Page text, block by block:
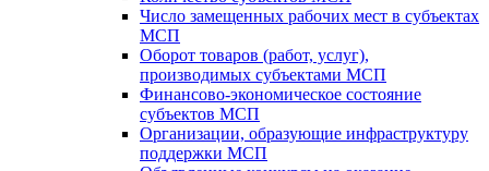
Число замещенных рабочих мест в субъектах
МСП
Оборот товаров (работ, услуг),
производимых субъектами МСП
Финансово-экономическое состояние
субъектов МСП
Организации, образующие инфраструктуру
поддержки МСП